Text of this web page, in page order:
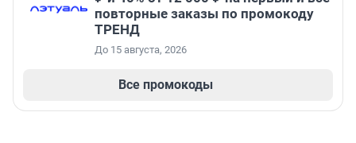
повторные заказы по промокоду
ТРЕНД
До 15 августа, 2026
Все промокоды